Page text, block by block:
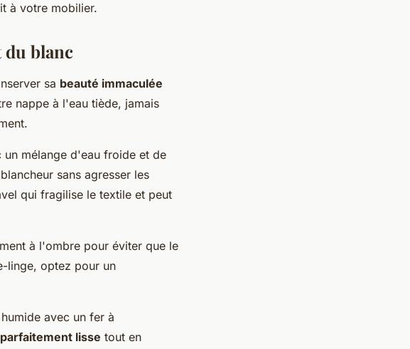
à votre mobilier.
du blanc
sa beauté immaculée
nappe à l'eau tiède, jamais
un mélange d'eau froide et de
sans agresser les
qui fragilise le textile et peut
à l'ombre pour éviter que le
linge, optez pour un
avec un fer à
parfaitement lisse tout en